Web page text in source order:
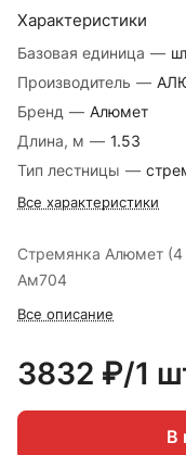
Характеристики
Базовая единица —
Производитель —
Бренд — Алюмет
Длина, м — 1.53
Тип лестницы —
Все характеристики
Стремянка Алюмет (4
Ам704
Все описание
3832 ₽/1
В